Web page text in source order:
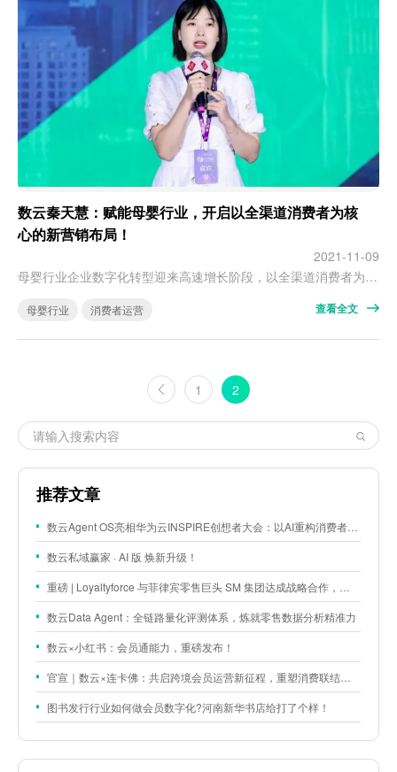
数云秦天慧：赋能母婴行业，开启以全渠道消费者为核
心的新营销布局！
2021-11-09
母婴行业企业数字化转型迎来高速增长阶段，以全渠道消费者为核心的新营销布局已经开启。母婴行业企业数字化转型迎来高速增长阶段，涌现了一批跑在前面的数字化样本。其中，如何获取全渠道流量，如何将消费者沉淀下来做长效运营是数字化转型的关键。在2021全球母婴大会上，杭州数云副总裁秦天慧以《以全渠道消费者为核心的新营销布局》为主题带来实战分享。以下是精彩观点摘录：数云作为一家深耕行业十年的全域消费者增长解决方…
母婴行业 消费者运营 查看全文
1 2
推荐文章
数云Agent OS亮相华为云INSPIRE创想者大会：以AI重构消费者运营与零售营销新范式
数云私域赢家 · AI 版 焕新升级！
重磅 | Loyaltyforce 与菲律宾零售巨头 SM 集团达成战略合作，携手开启 SMAC 会员数智化运营新征程
数云Data Agent：全链路量化评测体系，炼就零售数据分析精准力
数云×小红书：会员通能力，重磅发布！
官宣｜数云×连卡佛：共启跨境会员运营新征程，重塑消费联结新体验
图书发行行业如何做会员数字化?河南新华书店给打了个样！